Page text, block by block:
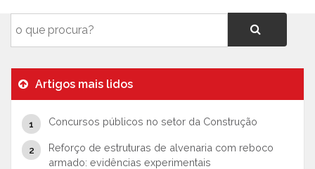
Artigos mais lidos
Concursos públicos no setor da Construção
Reforço de estruturas de alvenaria com reboco
armado: evidências experimentais